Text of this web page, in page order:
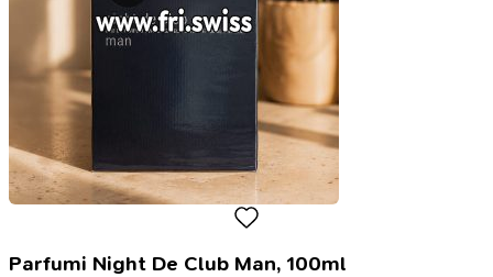
Parfumi Night De Club Man, 100ml